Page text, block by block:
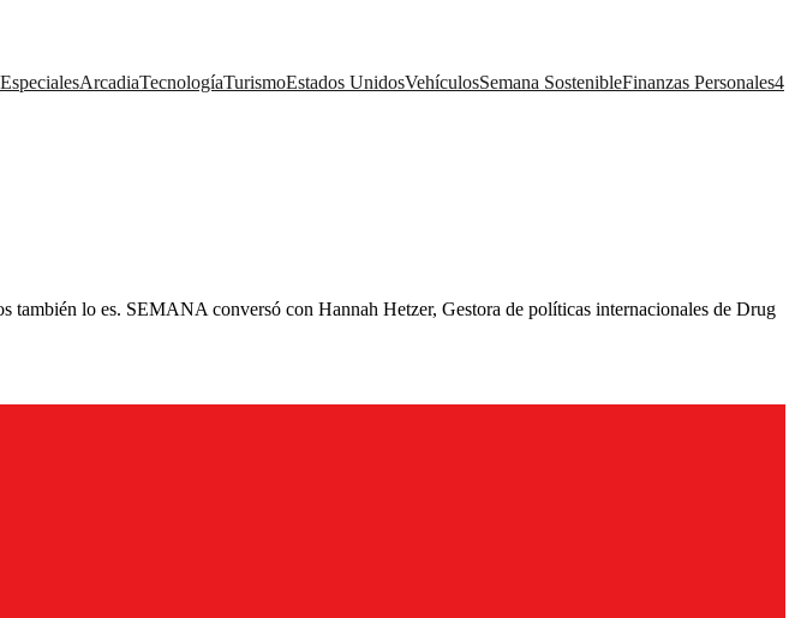
EspecialesArcadiaTecnologíaTurismoEstados UnidosVehículosSemana SostenibleFinanzas Personales4
también lo es. SEMANA conversó con Hannah Hetzer, Gestora de políticas internacionales de Drug